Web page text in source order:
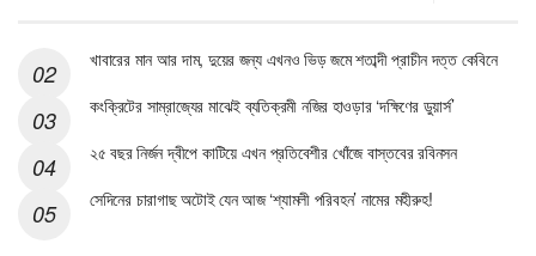
খাবারের মান আর দাম, দুয়ের জন্য এখনও ভিড় জমে শতাব্দী প্রাচীন দত্ত কেবিনে
কংক্রিটের সাম্রাজ্যের মাঝেই ব্যতিক্রমী নজির হাওড়ার ‘দক্ষিণের ডুয়ার্স’
২৫ বছর নির্জন দ্বীপে কাটিয়ে এখন প্রতিবেশীর খোঁজে বাস্তবের রবিনসন
সেদিনের চারাগাছ অটোই যেন আজ ‘শ্যামলী পরিবহন’ নামের মহীরুহ!